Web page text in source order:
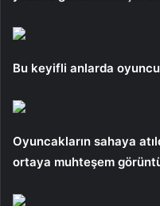
Bu keyifli anlarda
Oyuncakların sahaya
ortaya muhteşem